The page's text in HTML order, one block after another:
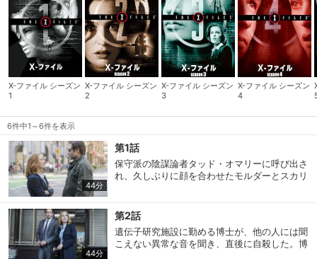
X-ファイル シーズン
1
X-ファイル シーズン
2
X-ファイル シーズン
3
X-ファイル シーズン
4
6件中1～6件を表示
44分
第1話
保守派の陰謀論者タッド・オマリーに呼び出さ
れ、久しぶりに顔を合わせたモルダーとスカリ
44分
第2話
遺伝子研究施設に勤める博士が、他の人には聞
こえない異常な音を聞き、直後に自殺した。博